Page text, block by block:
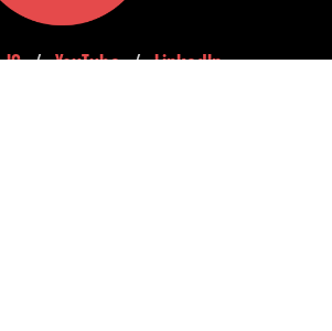
IG./YouTube./LinkedIn.